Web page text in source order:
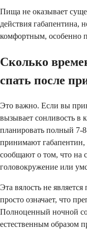
Пища не оказывает
действия габапентина,
комфортным, особенно
Сколько
спать после
Это важно. Если вы
вызывает сонливость в
планировать полный 7-
принимают габапентин,
сообщают о том, что на
головокружение или
Эта вялость не
просто означает, что
Полноценный ночной
естественным образом